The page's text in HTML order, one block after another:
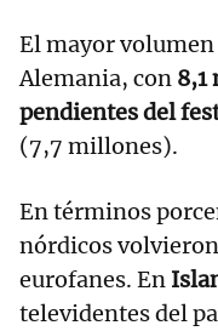
El mayor volumen
Alemania, con 8,1
pendientes del
(7,7 millones).
En términos
nórdicos
eurofanes. En
televidentes del